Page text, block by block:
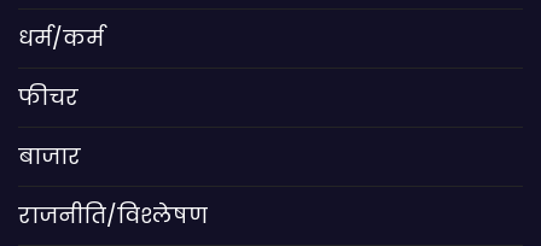
धर्म/कर्म
फीचर
बाजार
राजनीति/विश्लेषण